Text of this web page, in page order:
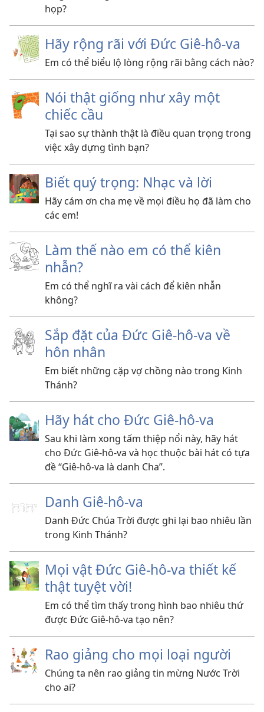
họp?
Hãy rộng rãi với Đức Giê-hô-va
Em có thể biểu lộ lòng rộng rãi bằng cách nào?
Nói thật giống như xây một
chiếc cầu
Tại sao sự thành thật là điều quan trọng trong
việc xây dựng tình bạn?
Biết quý trọng: Nhạc và lời
Hãy cám ơn cha mẹ về mọi điều họ đã làm cho
các em!
Làm thế nào em có thể kiên
nhẫn?
Em có thể nghĩ ra vài cách để kiên nhẫn
không?
Sắp đặt của Đức Giê-hô-va về
hôn nhân
Em biết những cặp vợ chồng nào trong Kinh
Thánh?
Hãy hát cho Đức Giê-hô-va
Sau khi làm xong tấm thiệp nổi này, hãy hát
cho Đức Giê-hô-va và học thuộc bài hát có tựa
đề “Giê-hô-va là danh Cha”.
Danh Giê-hô-va
Danh Đức Chúa Trời được ghi lại bao nhiêu lần
trong Kinh Thánh?
Mọi vật Đức Giê-hô-va thiết kế
thật tuyệt vời!
Em có thể tìm thấy trong hình bao nhiêu thứ
được Đức Giê-hô-va tạo nên?
Rao giảng cho mọi loại người
Chúng ta nên rao giảng tin mừng Nước Trời
cho ai?